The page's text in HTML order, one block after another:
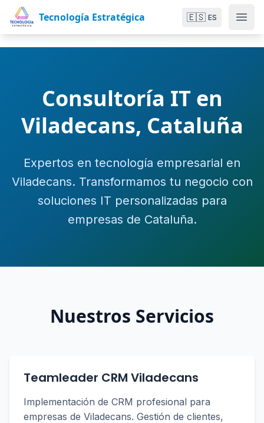
Tecnología Estratégica 🇪🇸 ES
Consultoría IT en
Viladecans, Cataluña
Expertos en tecnología empresarial en
Viladecans. Transformamos tu negocio con
soluciones IT personalizadas para
empresas de Cataluña.
Nuestros Servicios
Teamleader CRM Viladecans
Implementación de CRM profesional para
empresas de Viladecans. Gestión de clientes,